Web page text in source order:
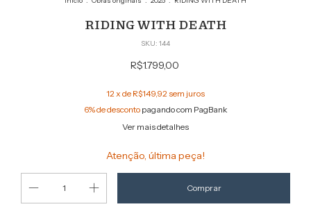
RIDING WITH DEATH
SKU: 144
R$1.799,00
12x de R$149,92sem juros
6% de descontopagando com PagBank
Ver mais detalhes
Atenção, última peça!